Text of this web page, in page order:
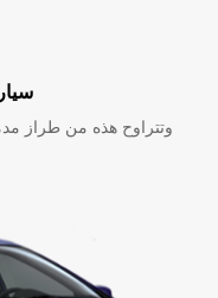
وتتراوح هذه من طراز